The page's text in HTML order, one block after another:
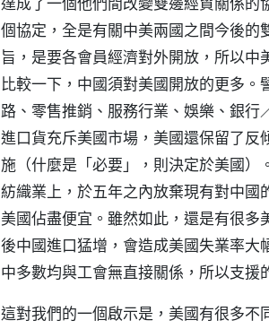
個協定，全是有關中美兩國之間今後
旨，是要各會員經濟對外開放，所以
比較一下，中國須對美國開放的更多
路、零售推銷、服務行業、娛樂、銀
進口貨充斥美國市場，美國還保留了
施（什麼是「必要」，則決定於美國
紡織業上，於五年之內放棄現有對中國
美國佔盡便宜。雖然如此，還是有很
後中國進口猛增，會造成美國失業率
中多數均與工會無直接關係，所以支援
這對我們的一個啟示是，美國有很多